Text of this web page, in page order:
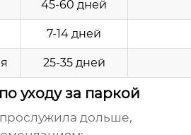
45-60 дней
7-14 дней
25-35 дней
уходу за паркой
прослужила дольше,